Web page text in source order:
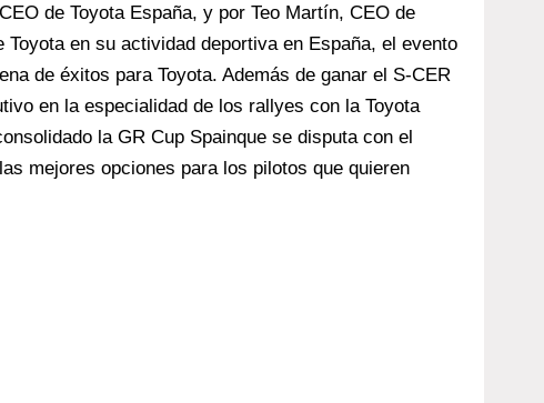
de Toyota España, y por Teo Martín, CEO de
en su actividad deportiva en España, el evento
de éxitos para Toyota. Además de ganar el S-CER
en la especialidad de los rallyes con la Toyota
la GR Cup Spainque se disputa con el
mejores opciones para los pilotos que quieren